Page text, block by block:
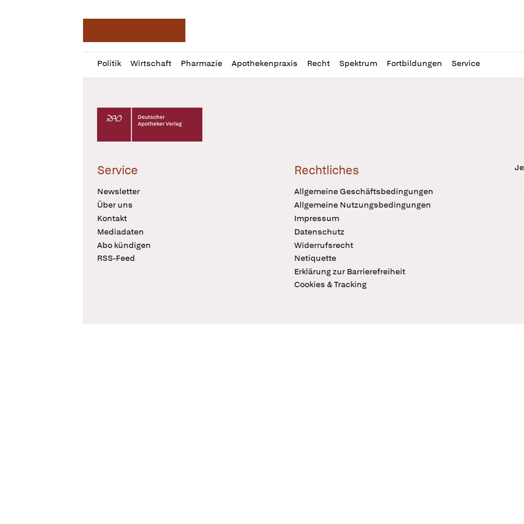
Politik Wirtschaft Pharmazie Apothekenpraxis Recht Spektrum Fortbildungen Service
Profil
öffnen
Daz
Pur
Deutscher Apotheker Verlag Logo
Service
Newsletter
Über uns
Kontakt
Mediadaten
Abo kündigen
RSS-Feed
Rechtliches
Allgemeine Geschäftsbedingungen
Allgemeine Nutzungsbedingungen
Impressum
Datenschutz
Widerrufsrecht
Netiquette
Erklärung zur Barrierefreiheit
Cookies & Tracking